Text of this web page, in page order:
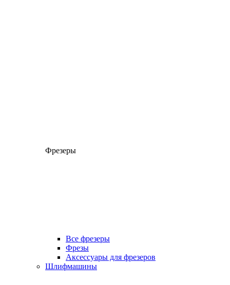
Фрезеры
Все фрезеры
Фрезы
Аксессуары для фрезеров
Шлифмашины